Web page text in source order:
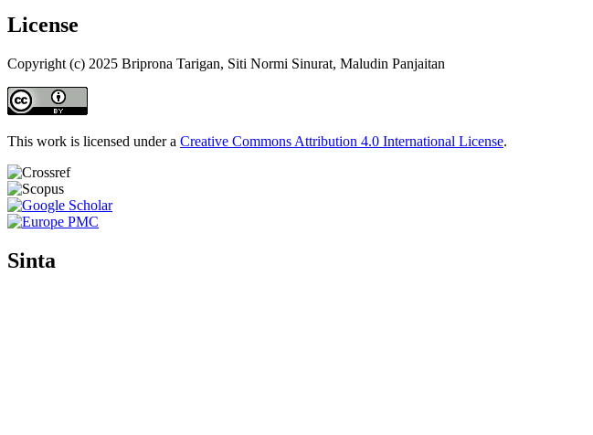
License
Copyright (c) 2025 Briprona Tarigan, Siti Normi Sinurat, Maludin Panjaitan
This work is licensed under a Creative Commons Attribution 4.0 International License.
Sinta